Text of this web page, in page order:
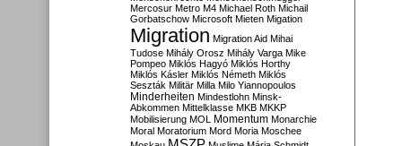
Mercosur Metro M4 Michael Roth Michail
Gorbatschow Microsoft Mieten Migation
Migration Migration Aid Mihai
Tudose Mihály Orosz Mihály Varga Mike
Pompeo Miklós Hagyó Miklós Horthy
Miklós Kásler Miklós Németh Miklós
Seszták Militär Milla Milo Yiannopoulos
Minderheiten Mindestlohn Minsk-
Abkommen Mittelklasse MKB MKKP
Mobilisierung MOL Momentum Monarchie
Moral Moratorium Mord Moria Moschee